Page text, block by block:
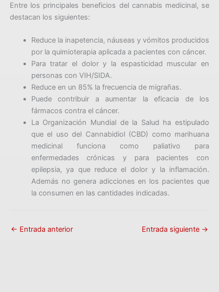
Entre los principales beneficios del cannabis medicinal, se
destacan los siguientes:
Reduce la inapetencia, náuseas y vómitos producidos
por la quimioterapia aplicada a pacientes con cáncer.
Para tratar el dolor y la espasticidad muscular en
personas con VIH/SIDA.
Reduce en un 85% la frecuencia de migrañas.
Puede contribuir a aumentar la eficacia de los
fármacos contra el cáncer.
La Organización Mundial de la Salud ha estipulado
que el uso del Cannabidiol (CBD) como marihuana
medicinal funciona como paliativo para
enfermedades crónicas y para pacientes con
epilepsia, ya que reduce el dolor y la inflamación.
Además no genera adicciones en los pacientes que
la consumen en las cantidades indicadas.
← Entrada anterior Entrada siguiente →